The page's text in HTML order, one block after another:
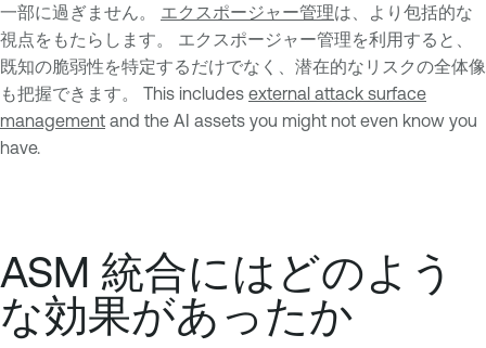
一部に過ぎません。 エクスポージャー管理は、より包括的な
視点をもたらします。 エクスポージャー管理を利用すると、
既知の脆弱性を特定するだけでなく、潜在的なリスクの全体像
も把握できます。 This includes external attack surface
management and the AI assets you might not even know you
have.
ASM 統合にはどのよう
な効果があったか